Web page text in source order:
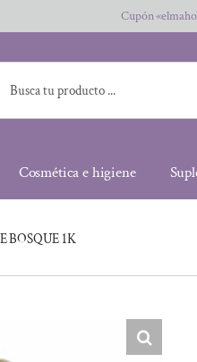
Cupón
Cosmética e higiene
BOSQUE 1K